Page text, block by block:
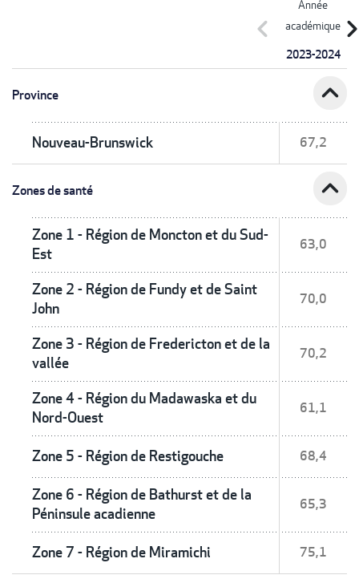
Année
académique
2023-2024
chevron_left
Province expand_less
Nouveau-Brunswick 67,2
Zones de santé expand_less
Zone 1 - Région de Moncton et du Sud-
Est
63,0
Zone 2 - Région de Fundy et de Saint
John
70,0
Zone 3 - Région de Fredericton et de la
vallée
70,2
Zone 4 - Région du Madawaska et du
Nord-Ouest
61,1
Zone 5 - Région de Restigouche 68,4
Zone 6 - Région de Bathurst et de la
Péninsule acadienne
65,3
Zone 7 - Région de Miramichi 75,1